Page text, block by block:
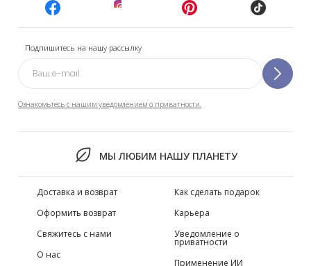
Подпишитесь на нашу рассылку
Ознакомьтесь с нашим уведомлением о приватности.
МЫ ЛЮБИМ НАШУ ПЛАНЕТУ
Доставка и возврат
Оформить возврат
Свяжитесь с нами
О нас
Как сделать подарок
Карьера
Уведомление о
приватности
Применение ИИ